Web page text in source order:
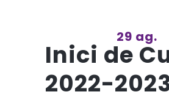
29 ag.
Inici de
2022-